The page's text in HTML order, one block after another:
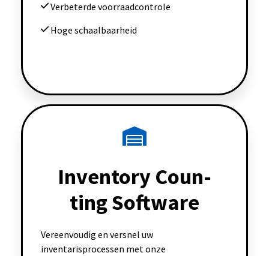
Verbeterde voorraadcontrole
Hoge schaalbaarheid
Inventory Coun-
ting Software
Vereenvoudig en versnel uw
inventarisprocessen met onze